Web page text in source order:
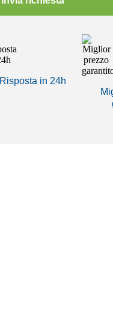
Risposta in 24h